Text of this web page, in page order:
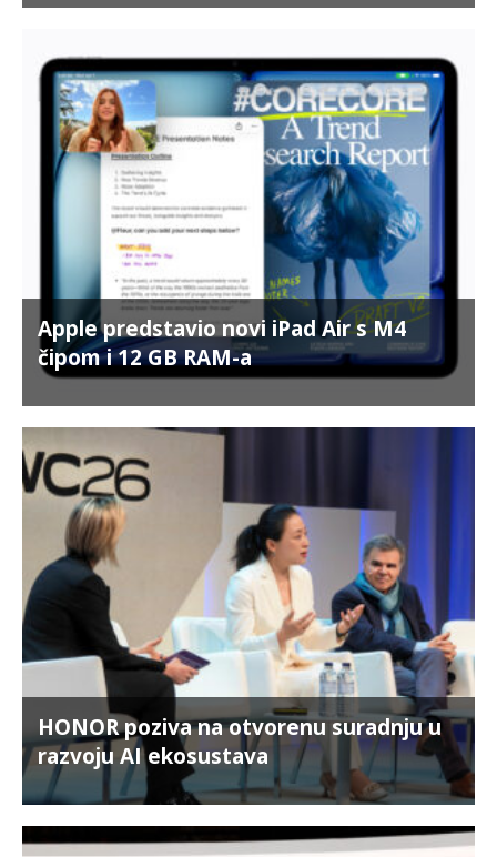
Apple predstavio novi iPad Air s M4
čipom i 12 GB RAM-a
HONOR poziva na otvorenu suradnju u
razvoju AI ekosustava